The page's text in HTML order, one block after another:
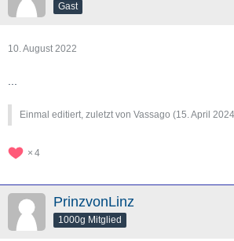
Gast
10. August 2022
...
Einmal editiert, zuletzt von Vassago (15. April 2024
4
PrinzvonLinz
1000g Mitglied